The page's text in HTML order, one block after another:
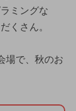
ミングな
くさん。
場で、秋のお